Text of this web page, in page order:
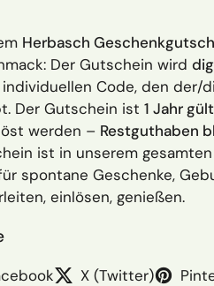
Herbasch
Der Gutschein wird
Code, den der/
Der Gutschein ist 1 Jahr
werden – Restguthaben
ist in unserem
spontane Geschenke,
einlösen, genießen.
X (Twitter)